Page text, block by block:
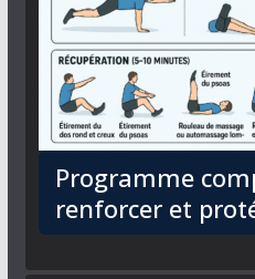
Programme
renforcer et